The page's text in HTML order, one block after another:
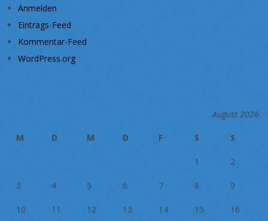
Anmelden
Eintrags-Feed
Kommentar-Feed
WordPress.org
August 2026
M D M D F S S
1 2
3 4 5 6 7 8 9
10 11 12 13 14 15 16